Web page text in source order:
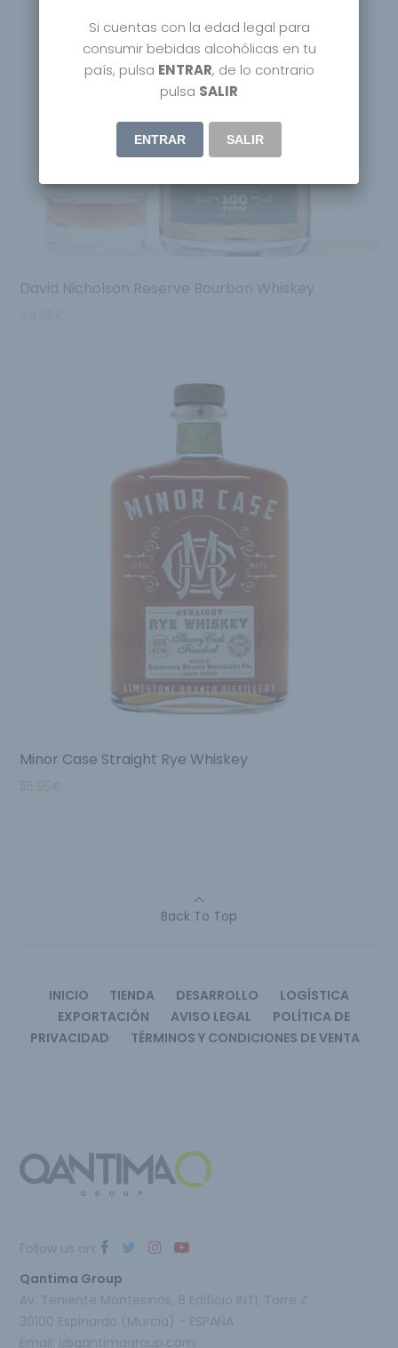
Out Of
Stock
David Nicholson Reserve Bourbon Whiskey
Minor Case Straight Rye Whiskey
55.95€
Back To Top
INICIO TIENDA DESARROLLO
LOGÍSTICA
EXPORTACIÓN
AVISO LEGAL
POLÍTICA DE
PRIVACIDAD
TÉRMINOS Y CONDICIONES DE VENTA
Qantima Group
Si cuentas con la edad legal para
consumir bebidas alcohólicas en tu
país, pulsa ENTRAR, de lo contrario
pulsa SALIR
ENTRAR SALIR